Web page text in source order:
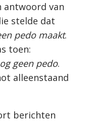
antwoord van
stelde dat
pedo maakt.
toen:
geen pedo.
alleenstaand
berichten